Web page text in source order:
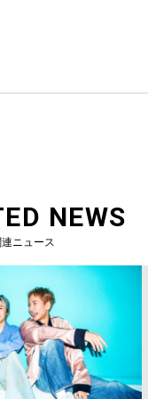
NEWS
連ニュース